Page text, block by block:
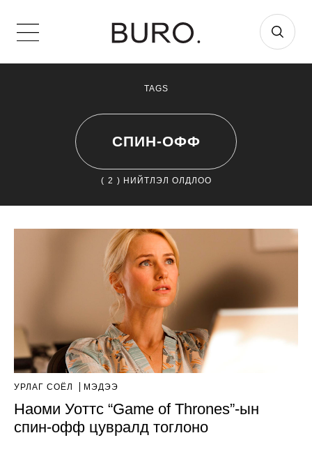
TAGS
СПИН-ОФФ
( 2 ) НИЙТЛЭЛ ОЛДЛОО
УРЛАГ СОЁЛ МЭДЭЭ
Наоми Уоттс “Game of Thrones”-ын
спин-офф цувралд тоглоно